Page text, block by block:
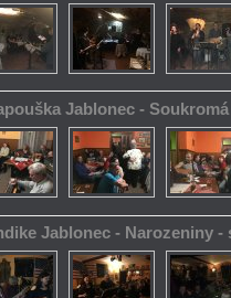
Jablonec -
Jablonec - Narozeniny -